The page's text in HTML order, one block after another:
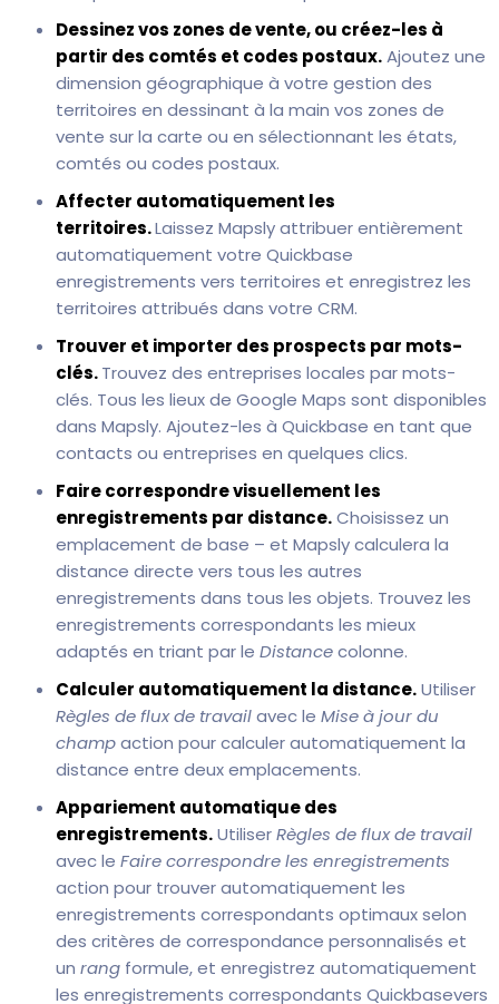
Dessinez vos zones de vente, ou créez-les à
partir des comtés et codes postaux.Ajoutez une
dimension géographique à votre gestion des
territoires en dessinant à la main vos zones de
vente sur la carte ou en sélectionnant les états,
comtés ou codes postaux.
Affecter automatiquement les
territoires.Laissez Mapsly attribuer entièrement
automatiquement votre Quickbase
enregistrements vers territoires et enregistrez les
territoires attribués dans votre CRM.
Trouver et importer des prospects par mots-
clés.Trouvez des entreprises locales par mots-
clés. Tous les lieux de Google Maps sont disponibles
dans Mapsly. Ajoutez-les à Quickbase en tant que
contacts ou entreprises en quelques clics.
Faire correspondre visuellement les
enregistrements par distance.Choisissez un
emplacement de base – et Mapsly calculera la
distance directe vers tous les autres
enregistrements dans tous les objets. Trouvez les
enregistrements correspondants les mieux
adaptés en triant par le Distancecolonne.
Calculer automatiquement la distance.Utiliser
Règles de flux de travailavec le Mise à jour du
champaction pour calculer automatiquement la
distance entre deux emplacements.
Appariement automatique des
enregistrements.UtiliserRègles de flux de travail
avec le Faire correspondre les enregistrements
action pour trouver automatiquement les
enregistrements correspondants optimaux selon
des critères de correspondance personnalisés et
un rang formule, et enregistrez automatiquement
les enregistrements correspondants Quickbasevers